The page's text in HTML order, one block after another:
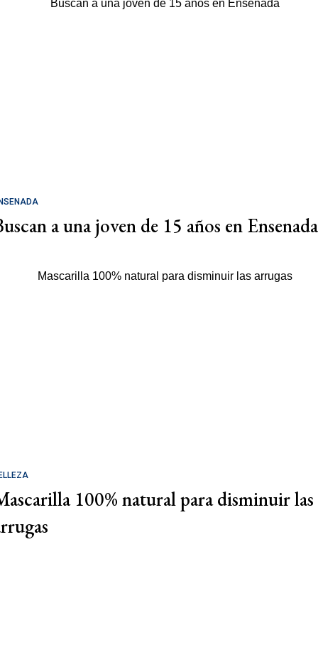
a una joven de 15 años en Ensenada
100% natural para disminuir las